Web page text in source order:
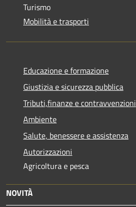
Turismo
Mobilità e trasporti
Educazione e formazione
Giustizia e sicurezza pubblica
Tributi,finanze e contravvenzioni
Ambiente
Salute, benessere e assistenza
Autorizzazioni
Agricoltura e pesca
NOVITÀ